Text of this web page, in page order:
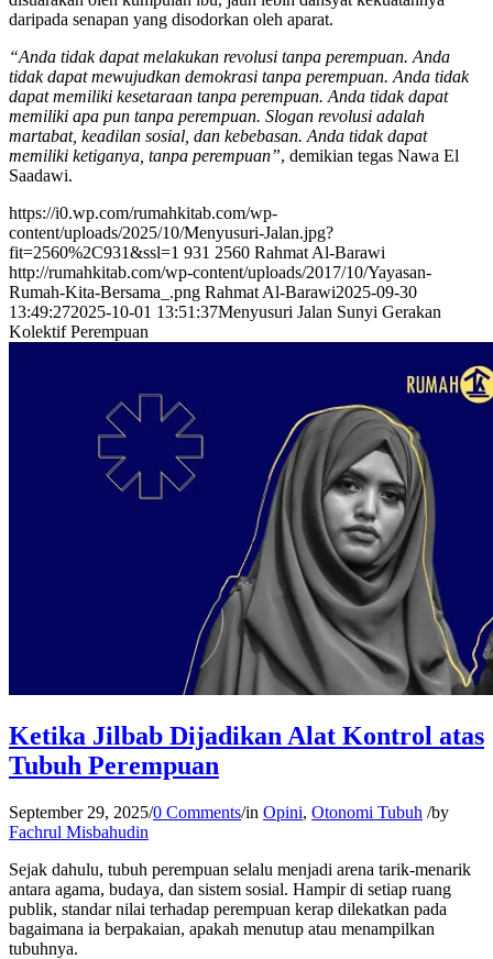
daripada senapan yang disodorkan oleh aparat.
“Anda tidak dapat melakukan revolusi tanpa perempuan. Anda
tidak dapat mewujudkan demokrasi tanpa perempuan. Anda tidak
dapat memiliki kesetaraan tanpa perempuan. Anda tidak dapat
memiliki apa pun tanpa perempuan. Slogan revolusi adalah
martabat, keadilan sosial, dan kebebasan. Anda tidak dapat
memiliki ketiganya, tanpa perempuan”, demikian tegas Nawa El
Saadawi.
https://i0.wp.com/rumahkitab.com/wp-
content/uploads/2025/10/Menyusuri-Jalan.jpg?
fit=2560%2C931&ssl=1 931 2560 Rahmat Al-Barawi
http://rumahkitab.com/wp-content/uploads/2017/10/Yayasan-
Rumah-Kita-Bersama_.png Rahmat Al-Barawi2025-09-30
13:49:272025-10-01 13:51:37Menyusuri Jalan Sunyi Gerakan
Kolektif Perempuan
Ketika Jilbab Dijadikan Alat Kontrol atas
Tubuh Perempuan
September 29, 2025/0 Comments/in Opini, Otonomi Tubuh /by
Fachrul Misbahudin
Sejak dahulu, tubuh perempuan selalu menjadi arena tarik-menarik
antara agama, budaya, dan sistem sosial. Hampir di setiap ruang
publik, standar nilai terhadap perempuan kerap dilekatkan pada
bagaimana ia berpakaian, apakah menutup atau menampilkan
tubuhnya.